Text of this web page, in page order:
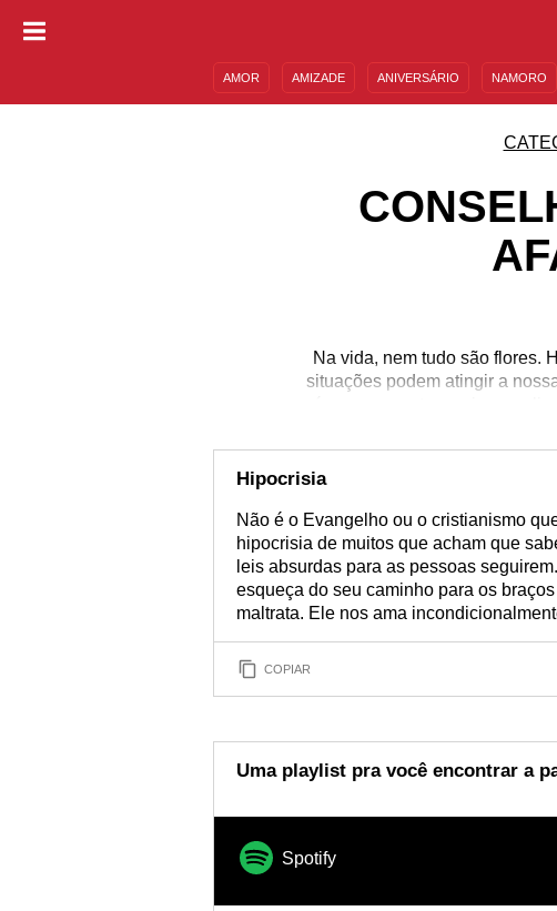
AMOR AMIZADE ANIVERSÁRIO NAMORO
Na vida, nem tudo são flores.
situações podem atingir a
é nos momentos mais
nas alegrias, isso para que
Hipocrisia
Não é o Evangelho ou o cristianismo
hipocrisia de muitos que acham que
leis absurdas para as pessoas
esqueça do seu caminho para os
maltrata. Ele nos ama
COPIAR
Uma playlist pra você encontrar a
Spotify